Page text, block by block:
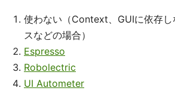
使わない（Context、GUIに依存
スなどの場合）
Espresso
Robolectric
UI Autometer